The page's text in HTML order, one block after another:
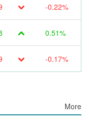
-0.22%
0.51%
-0.17%
More